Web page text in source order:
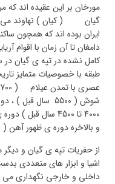
گیان ( کیان ) نهاوند می
ایران بوده اند که همچون
دامغان تا آن زمان با اقوام
طبقه با خصوصیات متمایز
شوش ( 5500 سال
و بالاخره دوره ی ظهور آهن ( با تاریخ تقریبی
از حفریات تپه ی گیان و
اشیا و ابزار های متعددی
داخلی و خارجی نگهداری